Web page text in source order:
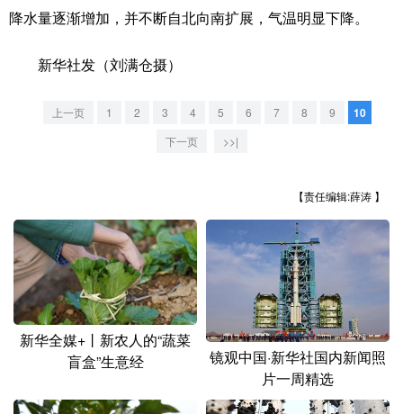
地方频道
北京 天津 河北 山西
上海
江西
山东 河南 湖南
广东 广西 海南
四川 贵州 云南 西藏
陕西 甘肃 青海 宁夏
黑龙江
降水量逐渐增加，并不断自北向南扩展，气温明显下降。
新华社发（刘满仓摄）
上一页 1 2 3 4 5 6 7 8 9 10
下一页 >>|
【责任编辑:薛涛 】
新华全媒+丨新农人的“蔬菜
盲盒”生意经
镜观中国·新华社国内新闻照
片一周精选